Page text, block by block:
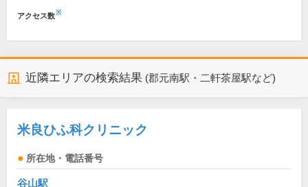
アクセス数※
近隣エリアの検索結果 (郡元南駅・二軒茶屋駅など)
米良ひふ科クリニック
所在地・電話番号
谷山駅